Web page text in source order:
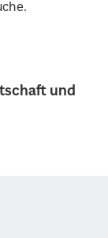
und